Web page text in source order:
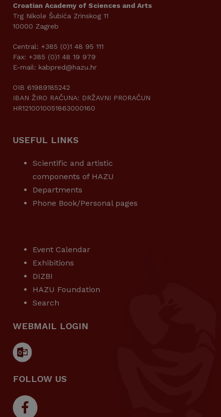
Croatian Academy of Sciences and Arts
Trg Nikole Šubića Zrinskog 11
10000 Zagreb
Central: +385 (0)1 48 95 111
Fax: +385 (0)1 48 19 979
E-mail: kabpred@hazu.hr
OIB 61989185242
IBAN ŽIRO RAČUNA: DRŽAVNI PRORAČUN
HR1210010051863000160
USEFUL LINKS
Scientific and artistic
components of HAZU
Departments
Phone Book/Personal pages
Event Calendar
Exhibitions
DIZBI
HAZU Foundation
Search
WEBMAIL LOGIN
FOLLOW US